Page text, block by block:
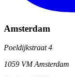
Amsterdam
Poeldijkstraat 4
1059 VM Amsterdam